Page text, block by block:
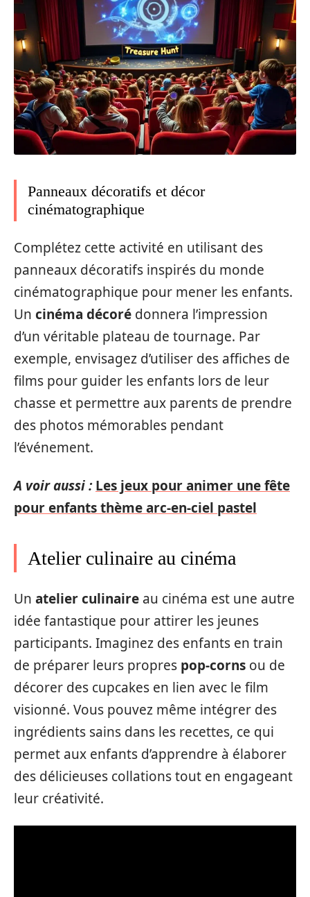
Panneaux décoratifs et décor
cinématographique
Complétez cette activité en utilisant des
panneaux décoratifs inspirés du monde
cinématographique pour mener les enfants.
Un cinéma décoré donnera l’impression
d’un véritable plateau de tournage. Par
exemple, envisagez d’utiliser des affiches de
films pour guider les enfants lors de leur
chasse et permettre aux parents de prendre
des photos mémorables pendant
l’événement.
A voir aussi : Les jeux pour animer une fête
pour enfants thème arc-en-ciel pastel
Atelier culinaire au cinéma
Un atelier culinaire au cinéma est une autre
idée fantastique pour attirer les jeunes
participants. Imaginez des enfants en train
de préparer leurs propres pop-corns ou de
décorer des cupcakes en lien avec le film
visionné. Vous pouvez même intégrer des
ingrédients sains dans les recettes, ce qui
permet aux enfants d’apprendre à élaborer
des délicieuses collations tout en engageant
leur créativité.